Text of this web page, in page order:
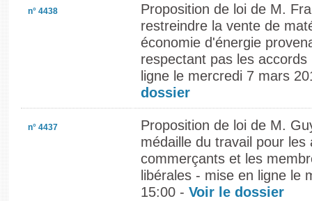
n° 4438
Proposition de loi de M.
restreindre la vente de
économie d'énergie
respectant pas les
ligne le mercredi 7 mars
dossier
n° 4437
Proposition de loi de M.
médaille du travail pour les
commerçants et les
libérales - mise en ligne le
15:00 - Voir le dossier